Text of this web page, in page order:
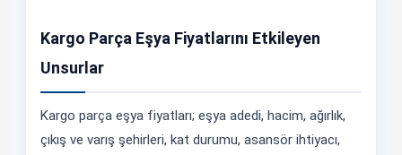
Kargo Parça Eşya Fiyatlarını Etkileyen
Unsurlar
Kargo parça eşya fiyatları; eşya adedi, hacim, ağırlık,
çıkış ve varış şehirleri, kat durumu, asansör ihtiyacı,